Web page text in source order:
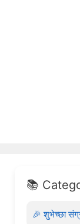
📚
🎉 शुभेच्छा